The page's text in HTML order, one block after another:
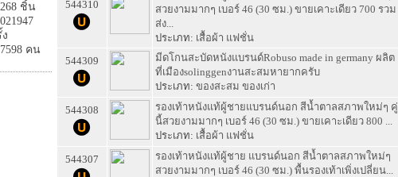
ชิ้น
คน
544310
สวยงามมากๆ เบอร์ 46 (30 ซม.) ขายเคาะเดียว 700 รวม
ส่ง...
ประเภท: เสื้อผ้า แฟชั่น
544309
มีดโกนสะบัดหนังแบรนด์Robuso made in germany ผลิต
ที่เมืองsolinggenงานสะสมหายากครับ
ประเภท: ของสะสม ของเก่า
544308
รองเท้าหนังแท้ผู้ชายแบรนด์นอก สีน้ำตาลสภาพใหม่ๆ คู่
นี้สวยงามมากๆ เบอร์ 46 (30 ซม.) ขายเคาะเดียว 800 ...
ประเภท: เสื้อผ้า แฟชั่น
544307
รองเท้าหนังแท้ผู้ชาย แบรนด์นอก สีน้ำตาลสภาพใหม่ๆ
สวยงามมากๆ เบอร์ 46 (30 ซม.) พื้นรองเท้าเพิ่งเปลี่ยน...